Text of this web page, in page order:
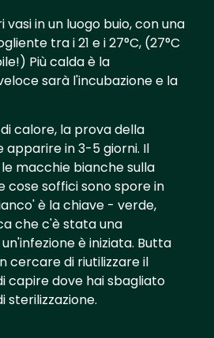
in un luogo buio, con una
tra i 21 e i 27°C, (27°C
Più calda è la
sarà l'incubazione e la
calore, la prova della
in 3-5 giorni. Il
macchie bianche sulla
cose soffici sono spore in
è la chiave - verde,
che c'è stata una
è iniziata. Butta
cercare di riutilizzare il
capire dove hai sbagliato
sterilizzazione.